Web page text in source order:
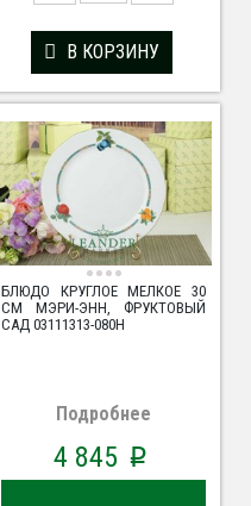
В КОРЗИНУ
БЛЮДО КРУГЛОЕ МЕЛКОЕ 30
СМ МЭРИ-ЭНН, ФРУКТОВЫЙ
САД 03111313-080H
Подробнее
4 845 p